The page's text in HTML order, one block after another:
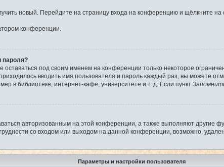
новый. Перейдите на страницу входа на конференцию и щёлкните на
конференции.
пароля?
оставаться под своим именем на конференции только некоторое
вводить имя пользователя и пароль каждый раз, вы можете
в библиотеке, интернет-кафе, университете и т. д. Если пункт
авторизованным на этой конференции, а также выполняют другие
со входом или выходом на данной конференции, возможно,
Параметры и настройки пользователя